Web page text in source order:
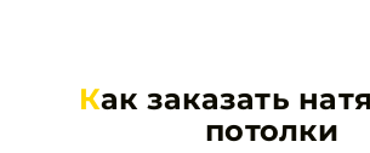
Как заказать
потолки